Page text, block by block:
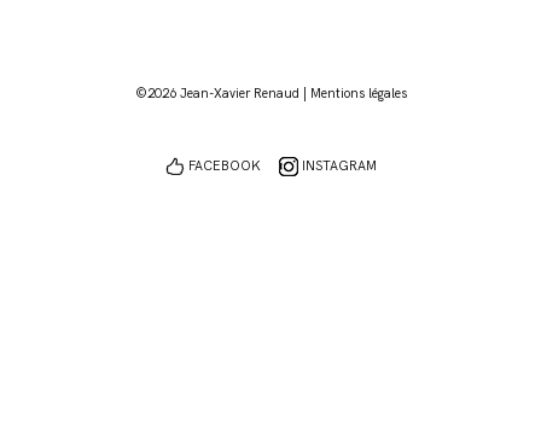
©2026 Jean-Xavier Renaud | Mentions légales
FACEBOOK INSTAGRAM